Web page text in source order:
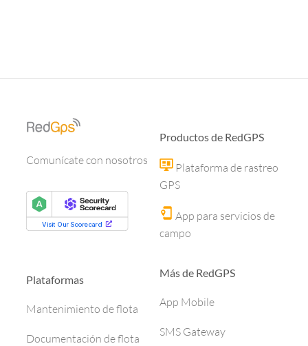
Comunícate con nosotros
Plataformas
Mantenimiento de flota
Documentación de flota
Productos de RedGPS
Plataforma de rastreo
GPS
App para servicios de
campo
Más de RedGPS
App Mobile
SMS Gateway